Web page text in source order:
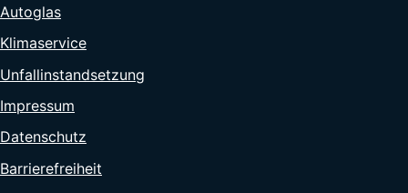
Autoglas
Klimaservice
Unfallinstandsetzung
Impressum
Datenschutz
Barrierefreiheit